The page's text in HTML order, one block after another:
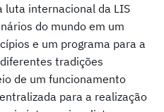
luta internacional da LIS
do mundo em um
e um programa para a
tradições
de um funcionamento
para a realização